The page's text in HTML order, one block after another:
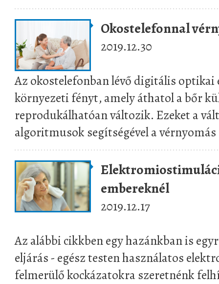
Okostelefonnal
2019.12.30
Az okostelefonban lévő digitális optikai
környezeti fényt, amely áthatol a bőr
reprodukálhatóan változik. Ezeket a
algoritmusok segítségével a
embereknél
2019.12.17
Az alábbi cikkben egy hazánkban is
eljárás - egész testen használatos
felmerülő kockázatokra szeretnénk